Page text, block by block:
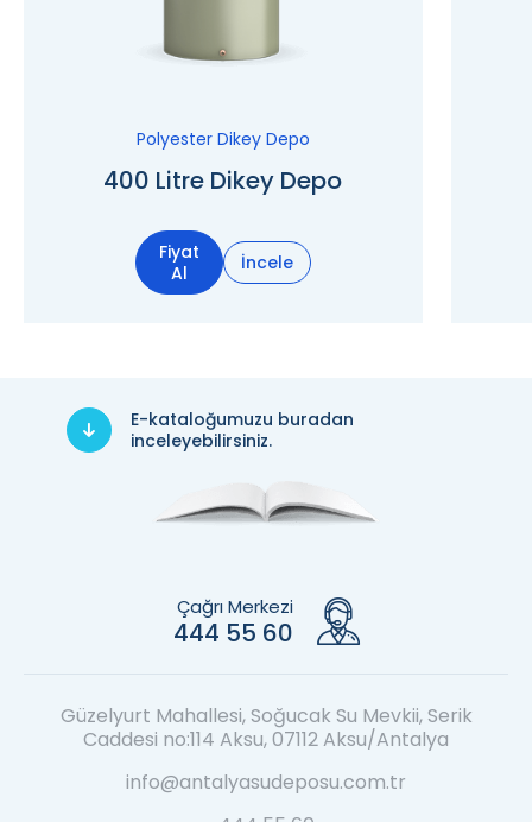
Polyester Dikey Depo
400 Litre Dikey Depo
Fiyat
Al
İncele
E-kataloğumuzu buradan
inceleyebilirsiniz.
Çağrı Merkezi
444 55 60
Güzelyurt Mahallesi, Soğucak Su Mevkii, Serik
Caddesi no:114 Aksu, 07112 Aksu/Antalya
info@antalyasudeposu.com.tr